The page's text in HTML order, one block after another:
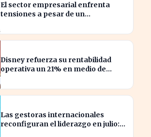
El sector empresarial enfrenta
tensiones a pesar de un
Disney refuerza su rentabilidad
operativa un 21% en medio de
Las gestoras internacionales
reconfiguran el liderazgo en julio: